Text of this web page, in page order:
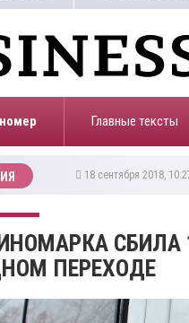
Главные тексты
18 сентября 2018,
ПЕРЕХОДЕ